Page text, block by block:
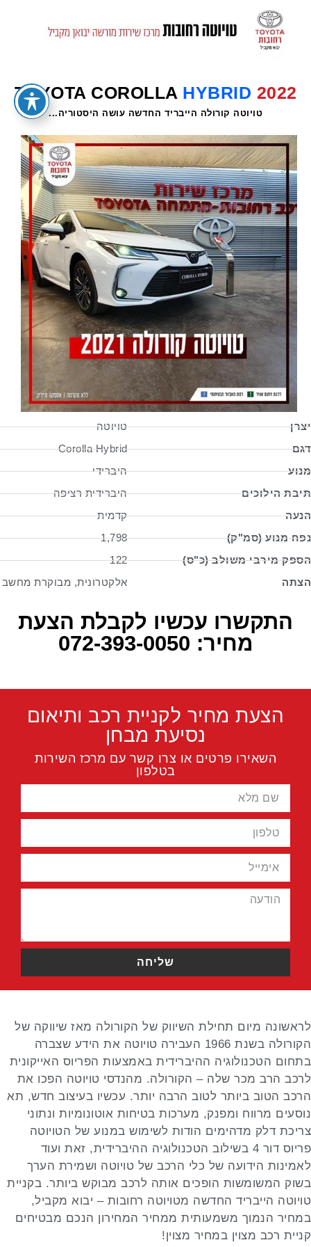
TOYOTA COROLLA HYBRID 2022
טויוטה קורולה הייבריד החדשה עושה היסטוריה...
יצרן
דגם
מנוע
תיבת הילוכים
הנעה
נפח מנוע (סמ"ק)
הספק מירבי משולב (כ"ס)
הצתה
טויוטה
Corolla Hybrid
היברידי
היברידית רציפה
קדמית
1,798
122
אלקטרונית, מבוקרת מחשב
התקשרו עכשיו לקבלת הצעת
מחיר: 072-393-0050
הצעת מחיר לקניית רכב ותיאום
נסיעת מבחן
השאירו פרטים או צרו קשר עם מרכז השירות
בטלפון
שליחה
לראשונה מיום תחילת השיווק של הקורולה מאז שיווקה של
הקורולה בשנת 1966 העבירה טויוטה את הידע שצברה
בתחום הטכנולוגיה ההיברידית באמצעות הפריוס האייקונית
לרכב הרב מכר שלה – הקורולה. מהנדסי טויוטה הפכו את
הרכב הטוב ביותר לטוב הרבה יותר. עכשיו בעיצוב חדש, תא
נוסעים מרווח ומפנק, מערכות בטיחות אוטונומיות ונתוני
צריכת דלק מדהימים הודות לשימוש במנוע של הטויוטה
פריוס דור 4 בשילוב הטכנולוגיה ההיברידית, זאת ועוד
לאמינות הידועה של כלי הרכב של טויוטה ושמירת הערך
בשוק המשומשות הופכים אותה לרכב מבוקש ביותר. בקניית
טויוטה הייבריד החדשה מטויוטה רחובות – יבוא מקביל,
במחיר הנמוך משמעותית ממחיר המחירון הנכם מבטיחים
קניית רכב מצוין במחיר מצוין!